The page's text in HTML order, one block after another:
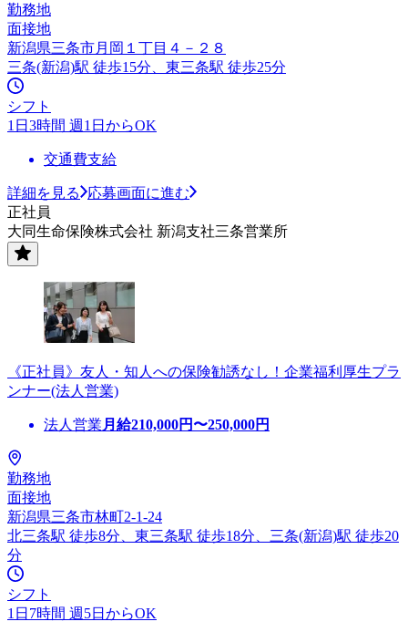
勤務地
面接地
新潟県三条市月岡１丁目４－２８
三条(新潟)駅 徒歩15分、東三条駅 徒歩25分
シフト
1日3時間 週1日からOK
交通費支給
詳細を見る
応募画面に進む
正社員
大同生命保険株式会社 新潟支社三条営業所
《正社員》友人・知人への保険勧誘なし！企業福利厚生プラ
ンナー(法人営業)
法人営業 月給210,000円〜250,000円
勤務地
面接地
新潟県三条市林町2-1-24
北三条駅 徒歩8分、東三条駅 徒歩18分、三条(新潟)駅 徒歩20
分
シフト
1日7時間 週5日からOK